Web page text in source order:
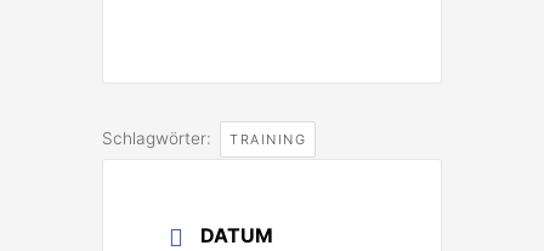
Schlagwörter: TRAINING
DATUM